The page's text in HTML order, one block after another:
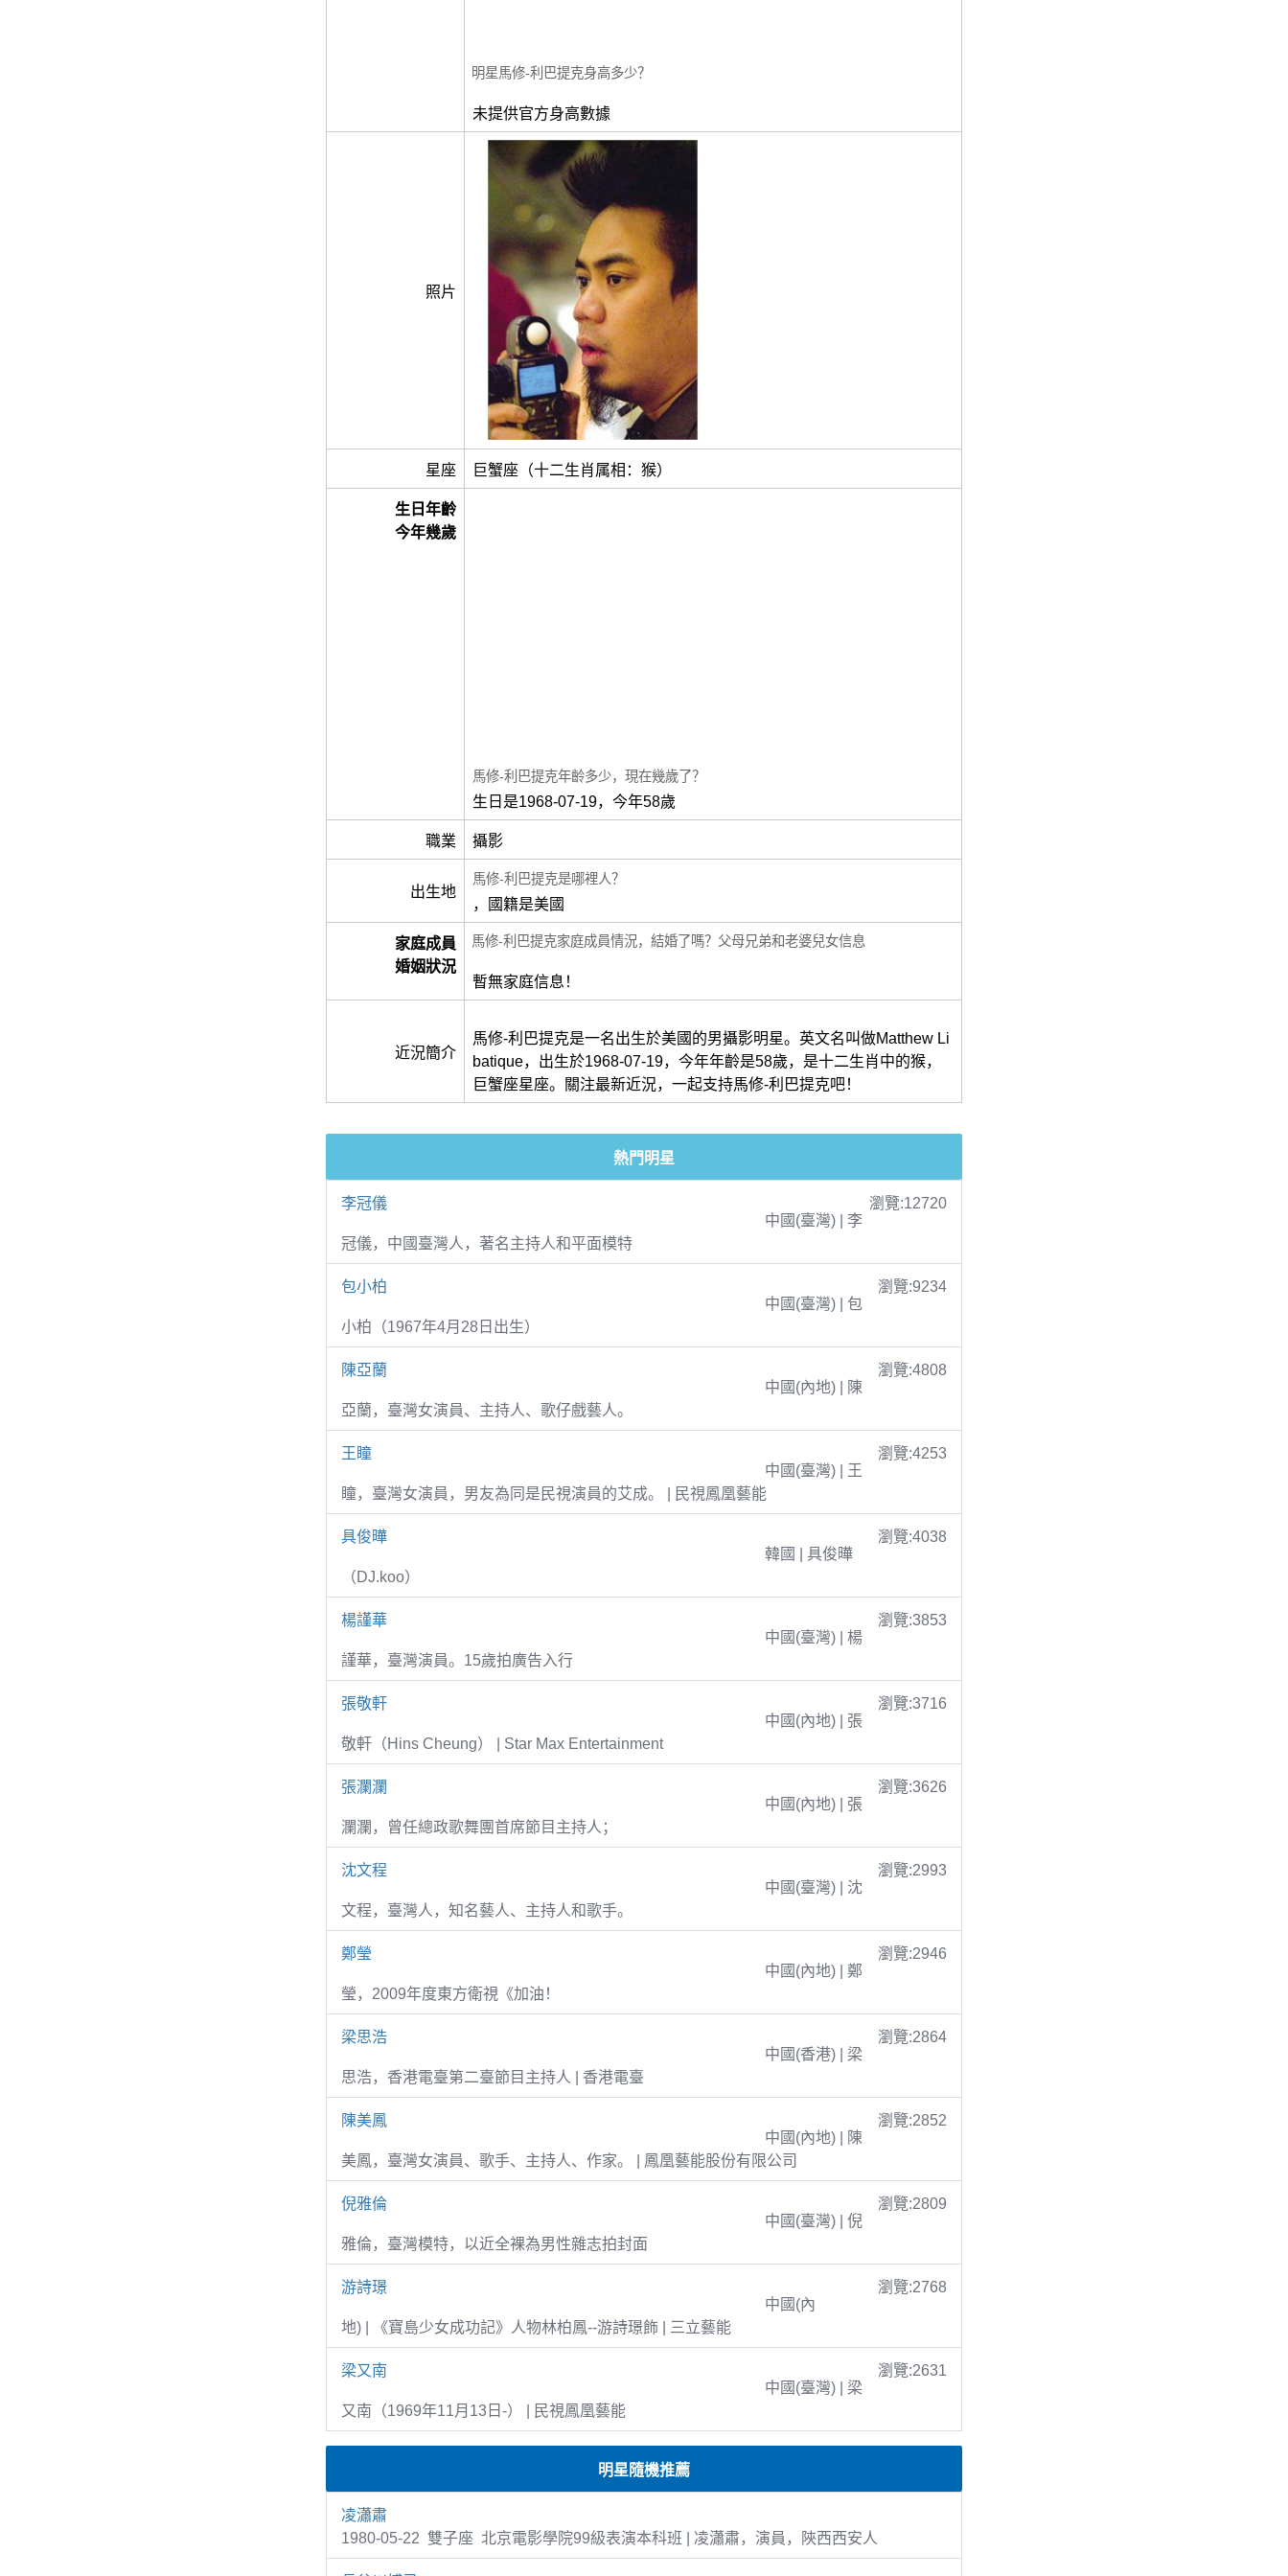
明星馬修-利巴提克身高多少？
未提供官方身高數據
照片
星座 巨蟹座（十二生肖属相：猴）
生日年齡
今年幾歲
馬修-利巴提克年齡多少，現在幾歲了？
生日是1968-07-19，今年58歲
職業 攝影
出生地
馬修-利巴提克是哪裡人？
，國籍是美國
家庭成員
婚姻狀況
馬修-利巴提克家庭成員情況，結婚了嗎？父母兄弟和老婆兒女信息
暫無家庭信息！
近況簡介
馬修-利巴提克是一名出生於美國的男攝影明星。英文名叫做Matthew Li
batique，出生於1968-07-19，今年年齡是58歲，是十二生肖中的猴，
巨蟹座星座。關注最新近況，一起支持馬修-利巴提克吧！
熱門明星
李冠儀
瀏覽:12720
中國(臺灣) | 李
冠儀，中國臺灣人，著名主持人和平面模特
包小柏
瀏覽:9234
中國(臺灣) | 包
小柏（1967年4月28日出生）
陳亞蘭
瀏覽:4808
中國(內地) | 陳
亞蘭，臺灣女演員、主持人、歌仔戲藝人。
王瞳
瀏覽:4253
中國(臺灣) | 王
瞳，臺灣女演員，男友為同是民視演員的艾成。 | 民視鳳凰藝能
具俊曄
瀏覽:4038
韓國 | 具俊曄
（DJ.koo）
楊謹華
瀏覽:3853
中國(臺灣) | 楊
謹華，臺灣演員。15歲拍廣告入行
張敬軒
瀏覽:3716
中國(內地) | 張
敬軒（Hins Cheung） | Star Max Entertainment
張瀾瀾
瀏覽:3626
中國(內地) | 張
瀾瀾，曾任總政歌舞團首席節目主持人；
沈文程
瀏覽:2993
中國(臺灣) | 沈
文程，臺灣人，知名藝人、主持人和歌手。
鄭瑩
瀏覽:2946
中國(內地) | 鄭
瑩，2009年度東方衛視《加油！
梁思浩
瀏覽:2864
中國(香港) | 梁
思浩，香港電臺第二臺節目主持人 | 香港電臺
陳美鳳
瀏覽:2852
中國(內地) | 陳
美鳳，臺灣女演員、歌手、主持人、作家。 | 鳳凰藝能股份有限公司
倪雅倫
瀏覽:2809
中國(臺灣) | 倪
雅倫，臺灣模特，以近全裸為男性雜志拍封面
游詩璟
瀏覽:2768
中國(內
地) | 《寶島少女成功記》人物林柏鳳--游詩璟飾 | 三立藝能
梁又南
瀏覽:2631
中國(臺灣) | 梁
又南（1969年11月13日-） | 民視鳳凰藝能
明星隨機推薦
凌瀟肅
1980-05-22 雙子座 北京電影學院99級表演本科班 | 凌瀟肅，演員，陜西西安人